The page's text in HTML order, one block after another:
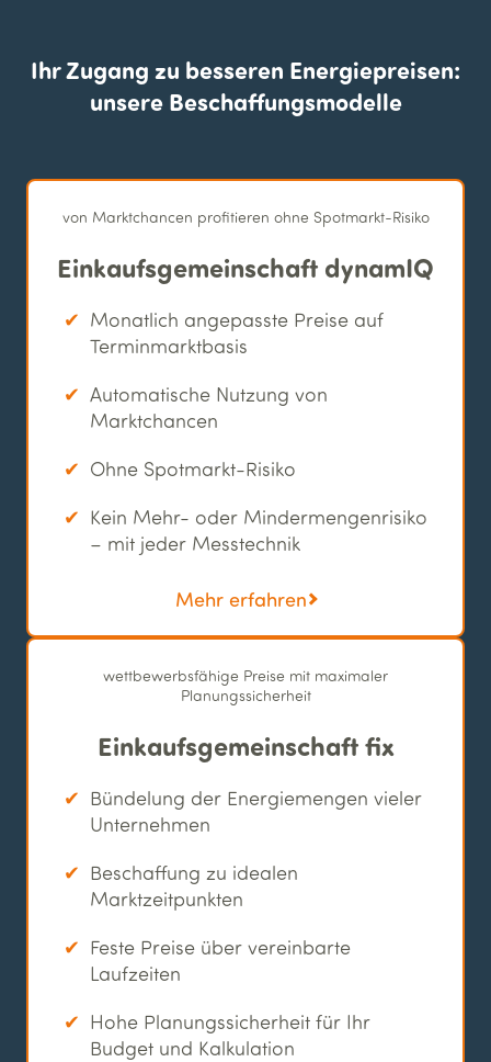
Ihr Zugang zu besseren Energiepreisen:
unsere Beschaffungs­modelle
wettbewerbsfähige Preise mit maximaler
Planungssicherheit
Einkaufs­gemeinschaft fix
Bündelung der Energiemengen vieler
Unternehmen
Beschaffung zu idealen
Marktzeitpunkten
Feste Preise über vereinbarte
Laufzeiten
Hohe Planungssicherheit für Ihr
Budget und Kalkulation
von Marktchancen profitieren ohne Spotmarkt-Risiko
Einkaufs­gemeinschaft dynamIQ
Monatlich angepasste Preise auf
Terminmarktbasis
Automatische Nutzung von
Marktchancen
Ohne Spotmarkt-Risiko
Kein Mehr- oder Mindermengenrisiko
– mit jeder Messtechnik
Mehr erfahren